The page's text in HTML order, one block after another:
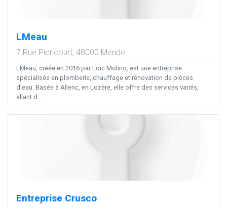
LMeau
7 Rue Piencourt, 48000 Mende
LMeau, créée en 2016 par Loïc Molino, est une entreprise
spécialisée en plomberie, chauffage et rénovation de pièces
d’eau. Basée à Allenc, en Lozère, elle offre des services variés,
allant d...
Entreprise Crusco